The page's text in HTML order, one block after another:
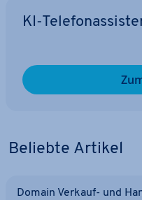
KI-
Beliebte Artikel
Domain Verkauf- und